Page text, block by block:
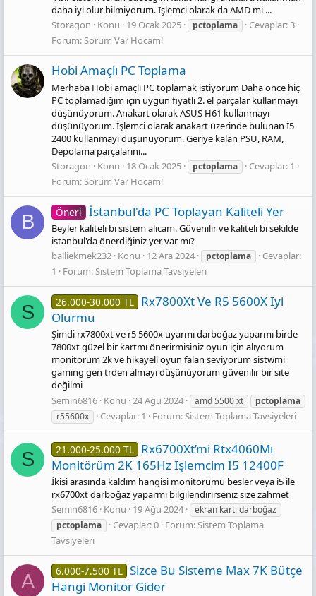
daha iyi olur bilmiyorum. İşlemci olarak da AMD mi ...
Storagon
Konu 19 Ocak 2025 pctoplama
Cevaplar: 3
Forum:Sorum Var Hocam!
Hobi Amaçlı PC Toplama
Merhaba Hobi amaçlı PC toplamak istiyorum Daha önce hiç
PC toplamadığım için uygun fiyatlı 2. el parçalar kullanmayı
düşünüyorum. Anakart olarak ASUS H61 kullanmayı
düşünüyorum. İşlemci olarak anakart üzerinde bulunan İ5
2400 kullanmayı düşünüyorum. Geriye kalan PSU, RAM,
Depolama parçalarını...
Storagon
Konu 18 Ocak 2025 pctoplama
Cevaplar: 1
Forum:Sorum Var Hocam!
B Öneri İstanbul'da PC Toplayan Kaliteli Yer
Beyler kaliteli bi sistem alıcam. Güvenilir ve kaliteli bi sekilde
istanbul'da önerdiğiniz yer var mı?
balliekmek232 Konu 12 Ara 2024 pctoplama
Cevaplar:
1
Forum:Sistem Toplama Tavsiyeleri
S 26.000-30.000 TL Rx7800Xt Ve R5 5600X Iyi
Olurmu
Şimdi rx7800xt ve r5 5600x uyarmı darboğaz yaparmı birde
7800xt güzel bir kartmı önerirmisiniz oyun için alıyorum
monitörüm 2k ve hikayeli oyun falan seviyorum sistwmi
gaming gen trden almayı düşünüyorum güvenilir bir site
değilmi
Semin6816 Konu 24 Ağu 2024 amd 5500 xt
pctoplama
r55600x
Cevaplar: 1 Forum:Sistem Toplama Tavsiyeleri
S 21.000-25.000 TL Rx6700Xt’mi Rtx4060Mı
Monitörüm 2K 165Hz Işlemcim I5 12400F
İkisi arasında kaldım hangisi monitörümü besler veya i5 ile
rx6700xt darboğaz yaparmı bilgilendirirseniz size zahmet
Semin6816 Konu 19 Ağu 2024
ekran kartı darboğaz
pctoplama
Cevaplar: 0 Forum:Sistem Toplama
Tavsiyeleri
A 6.000-7.500 TL Sizce Bu Sisteme Max 7K Bütçe
Hangi Monitör Gider